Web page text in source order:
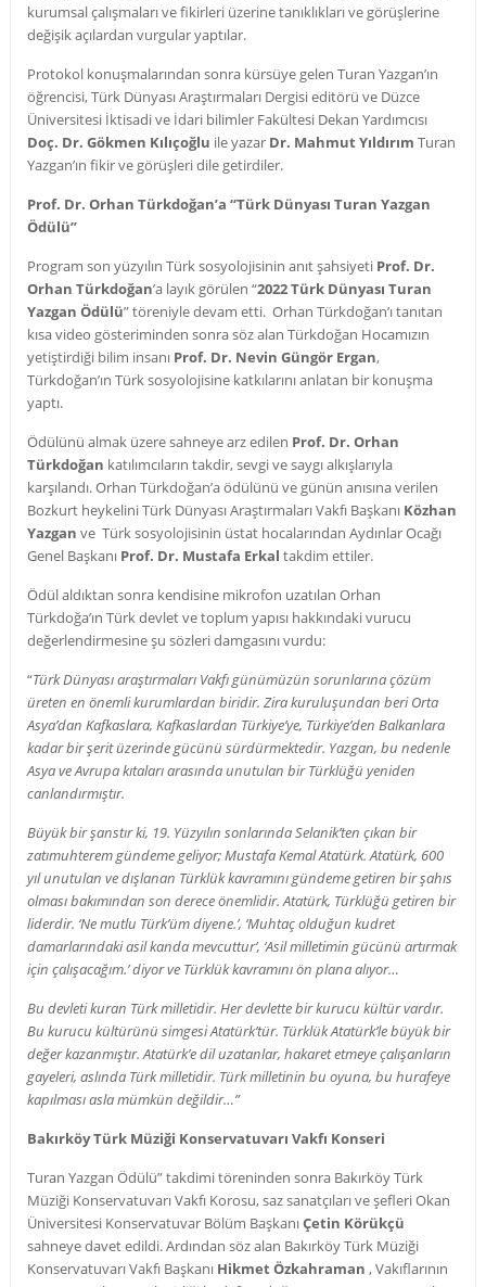
kurumsal çalışmaları ve fikirleri üzerine tanıklıkları ve görüşlerine
değişik açılardan vurgular yaptılar.
Protokol konuşmalarından sonra kürsüye gelen Turan Yazgan’ın
öğrencisi, Türk Dünyası Araştırmaları Dergisi editörü ve Düzce
Üniversitesi İktisadi ve İdari bilimler Fakültesi Dekan Yardımcısı
Doç. Dr. Gökmen Kılıçoğlu ile yazar Dr. Mahmut Yıldırım Turan
Yazgan’ın fikir ve görüşleri dile getirdiler.
Prof. Dr. Orhan Türkdoğan’a “Türk Dünyası Turan Yazgan
Ödülü”
Program son yüzyılın Türk sosyolojisinin anıt şahsiyeti Prof. Dr.
Orhan Türkdoğan’a layık görülen “2022 Türk Dünyası Turan
Yazgan Ödülü” töreniyle devam etti. Orhan Türkdoğan’ı tanıtan
kısa video gösteriminden sonra söz alan Türkdoğan Hocamızın
yetiştirdiği bilim insanı Prof. Dr. Nevin Güngör Ergan,
Türkdoğan’ın Türk sosyolojisine katkılarını anlatan bir konuşma
yaptı.
Ödülünü almak üzere sahneye arz edilen Prof. Dr. Orhan
Türkdoğan katılımcıların takdir, sevgi ve saygı alkışlarıyla
karşılandı. Orhan Türkdoğan’a ödülünü ve günün anısına verilen
Bozkurt heykelini Türk Dünyası Araştırmaları Vakfı Başkanı Közhan
Yazgan ve Türk sosyolojisinin üstat hocalarından Aydınlar Ocağı
Genel Başkanı Prof. Dr. Mustafa Erkal takdim ettiler.
Ödül aldıktan sonra kendisine mikrofon uzatılan Orhan
Türkdoğa’ın Türk devlet ve toplum yapısı hakkındaki vurucu
değerlendirmesine şu sözleri damgasını vurdu:
“Türk Dünyası araştırmaları Vakfı günümüzün sorunlarına çözüm
üreten en önemli kurumlardan biridir. Zira kuruluşundan beri Orta
Asya’dan Kafkaslara, Kafkaslardan Türkiye’ye, Türkiye’den Balkanlara
kadar bir şerit üzerinde gücünü sürdürmektedir. Yazgan, bu nedenle
Asya ve Avrupa kıtaları arasında unutulan bir Türklüğü yeniden
canlandırmıştır.
Büyük bir şanstır ki, 19. Yüzyılın sonlarında Selanik’ten çıkan bir
zatımuhterem gündeme geliyor; Mustafa Kemal Atatürk. Atatürk, 600
yıl unutulan ve dışlanan Türklük kavramını gündeme getiren bir şahıs
olması bakımından son derece önemlidir. Atatürk, Türklüğü getiren bir
liderdir. ‘Ne mutlu Türk’üm diyene.’, ‘Muhtaç olduğun kudret
damarlarındaki asil kanda mevcuttur’, ‘Asil milletimin gücünü artırmak
için çalışacağım.’ diyor ve Türklük kavramını ön plana alıyor…
Bu devleti kuran Türk milletidir. Her devlette bir kurucu kültür vardır.
Bu kurucu kültürünü simgesi Atatürk’tür. Türklük Atatürk’le büyük bir
değer kazanmıştır. Atatürk’e dil uzatanlar, hakaret etmeye çalışanların
gayeleri, aslında Türk milletidir. Türk milletinin bu oyuna, bu hurafeye
kapılması asla mümkün değildir…”
Bakırköy Türk Müziği Konservatuvarı Vakfı Konseri
Turan Yazgan Ödülü” takdimi töreninden sonra Bakırköy Türk
Müziği Konservatuvarı Vakfı Korosu, saz sanatçıları ve şefleri Okan
Üniversitesi Konservatuvar Bölüm BaşkanıÇetin Körükçü
sahneye davet edildi. Ardından söz alan Bakırköy Türk Müziği
Konservatuvarı Vakfı Başkanı Hikmet Özkahraman , Vakıflarının